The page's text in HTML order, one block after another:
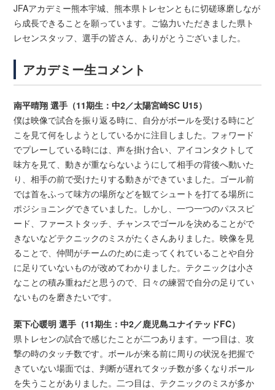
JFAアカデミー熊本宇城、熊本県トレセンともに切磋琢磨しなが
ら成長できることを願っています。ご協力いただきました県ト
レセンスタッフ、選手の皆さん、ありがとうございました。
アカデミー生コメント
南平晴翔 選手（11期生：中2／太陽宮崎SC U15）
僕は映像で試合を振り返る時に、自分がボールを受ける時にど
こを見て何をしようとしているかに注目しました。フォワード
でプレーしている時には、声を掛け合い、アイコンタクトして
味方を見て、動きが重ならないようにして相手の背後へ動いた
り、相手の前で受けたりする動きができていました。ゴール前
では首をふって味方の場所などを観てシュートを打てる場所に
ポジショニングできていました。しかし、一つ一つのパススピ
ード、ファーストタッチ、チャンスでゴールを決めることがで
きないなどテクニックのミスがたくさんありました。映像を見
ることで、仲間がチームのために走ってくれていることや自分
に足りていないものが改めてわかりました。テクニックは小さ
なことの積み重ねだと思うので、日々の練習で自分の足りてい
ないものを磨きたいです。
栗下心暖明 選手（11期生：中2／鹿児島ユナイテッドFC）
県トレセンの試合で感じたことが二つあります。一つ目は、攻
撃の時のタッチ数です。ボールが来る前に周りの状況を把握で
きていない場面では、判断が遅れてタッチ数が多くなりボール
を失うことがありました。二つ目は、テクニックのミスが多か